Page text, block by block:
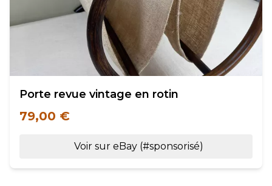
Porte revue vintage en rotin
79,00 €
Voir sur eBay (#sponsorisé)